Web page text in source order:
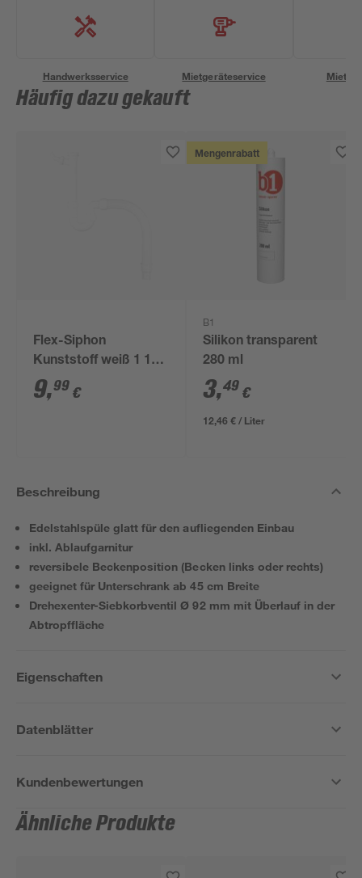
Handwerksservice Mietgeräteservice
Häufig dazu gekauft
Flex-Siphon
Kunststoff weiß 1 1/2'
x 40/50 mm
9,99 €
Mengenrabatt
B1
Silikon transparent
280 ml
3,49 €
12,46 € / Liter
Beschreibung
Edelstahlspüle glatt für den aufliegenden Einbau
inkl. Ablaufgarnitur
reversibele Beckenposition (Becken links oder rechts)
geeignet für Unterschrank ab 45 cm Breite
Drehexenter-Siebkorbventil Ø 92 mm mit Überlauf in der
Abtropffläche
Eigenschaften
Datenblätter
Kundenbewertungen
Ähnliche Produkte